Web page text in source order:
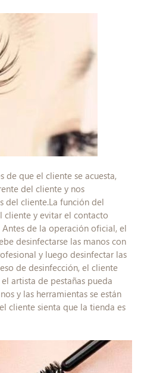
de que el cliente se acuesta,
del cliente y nos
del cliente.La función del
cliente y evitar el contacto
de la operación oficial, el
desinfectarse las manos con
y luego desinfectar las
de desinfección, el cliente
artista de pestañas pueda
y las herramientas se están
cliente sienta que la tienda es